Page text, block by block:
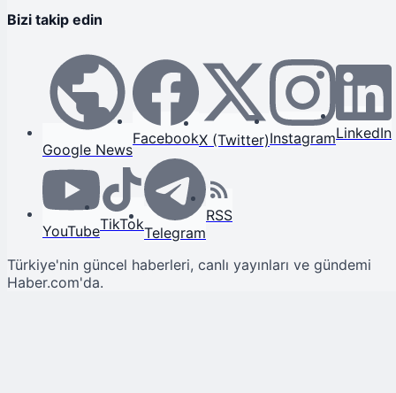
Bizi takip edin
Google News
FacebookX (Twitter)InstagramLinkedIn
YouTubeTikTokTelegram
RSS
Türkiye'nin güncel haberleri, canlı yayınları ve gündemi
Haber.com'da.